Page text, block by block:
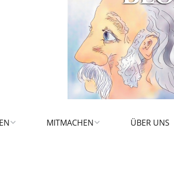
MITMACHEN ÜBER UNS